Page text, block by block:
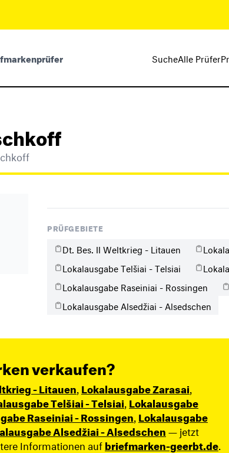
SucheAlle Prüfer
PRÜFGEBIETE
Dt. Bes. II Weltkrieg - Litauen
Lokalausgabe Telšiai - Telsiai
Lokalausgabe Raseiniai - Rossingen
Lokalausgabe Alsedžiai - Alsedschen
verkaufen?
- Litauen Lokalausgabe Zarasai
Telšiai - Telsiai Lokalausgabe
Raseiniai - Rossingen Lokalausgabe
Alsedžiai - Alsedschen— jetzt
Informationen aufbriefmarken-geerbt.de